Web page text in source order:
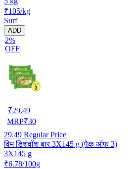
₹105/kg
Surf
ADD
2%
OFF
₹29.49
MRP₹30
29.49 Regular Price
विम डिशवॉश बार 3X145 g (पैक ऑफ 3)
3X145 g
₹6.78/100g